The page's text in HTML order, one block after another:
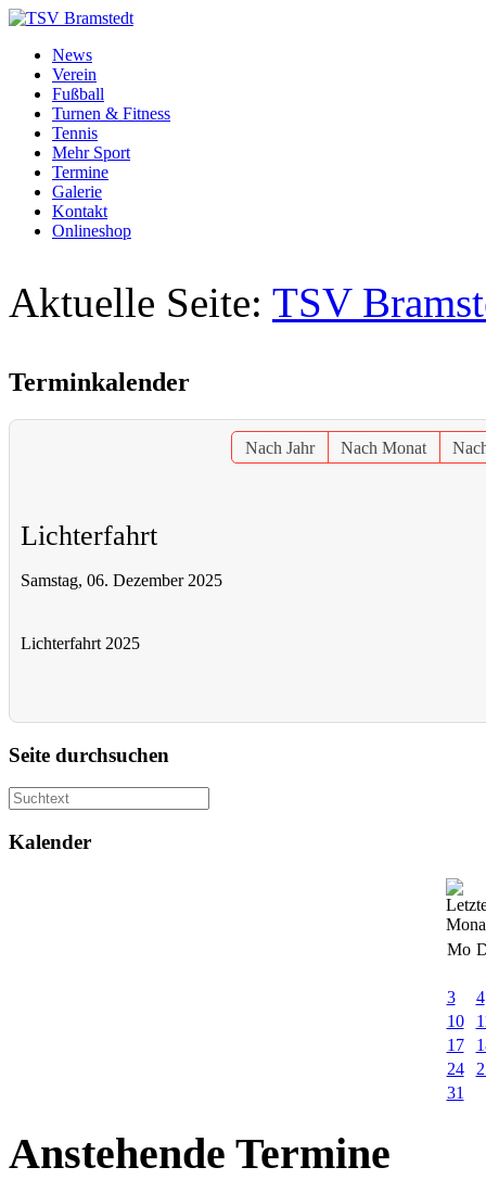
News
Verein
Fußball
Turnen & Fitness
Tennis
Mehr Sport
Termine
Galerie
Kontakt
Onlineshop
Aktuelle Seite: TSV
Terminkalender
Nach Jahr Nach Monat
Lichterfahrt
Samstag, 06. Dezember 2025
Lichterfahrt 2025
Seite durchsuchen
Kalender
Mo
3
4
10
17
24
31
Anstehende Termine